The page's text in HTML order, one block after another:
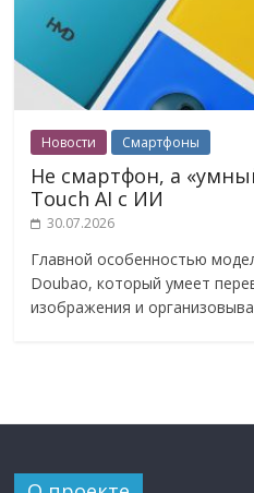
Новости Смартфоны
Не смартфон, а
Touch AI с ИИ
30.07.2026
Главной особенностью
Doubao, который умеет
изображения и